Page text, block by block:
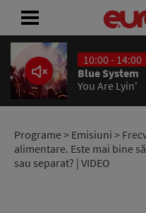
10:00 - 14:00
Blue System
You Are Lyin'
Programe> Emisiuni >
alimentare. Este mai bine
sau separat? | VIDEO
ACASĂ
ȘTIRI
RADIO
CONCURSURI